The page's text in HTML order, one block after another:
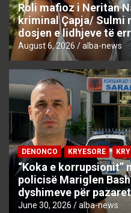
Roli mafioz i Neritan
kriminal Çapja/ Sulmi
dosjen e lidhjeve të
August 6, 2026 alba-news
DENONCO KRYESORE
“Koka e korrupsionit”
policisë Mariglen
dyshimeve për
June 30, 2026 alba-news